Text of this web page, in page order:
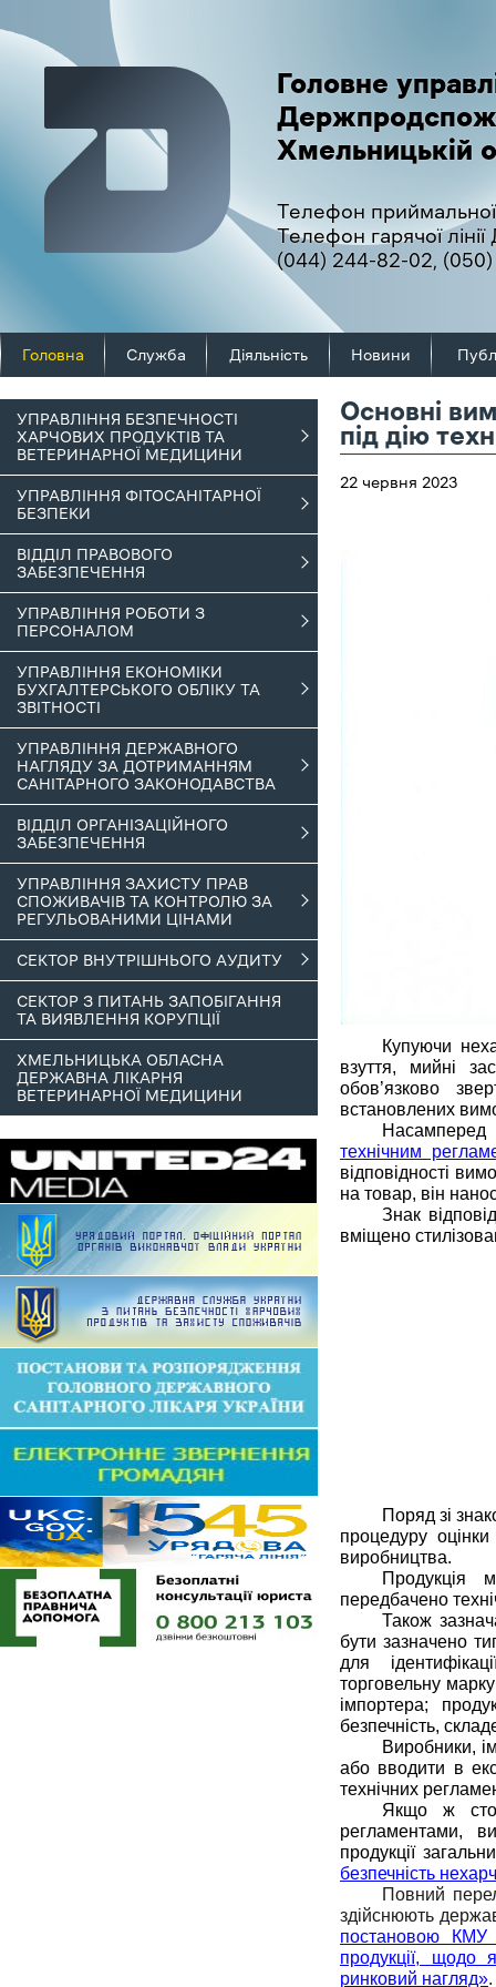
Головне
Хмельницькій
Телефон
Телефон гарячої
(044) 244-82-02,
Головна Служба Діяльність Новини
УПРАВЛІННЯ БЕЗПЕЧНОСТІ
ХАРЧОВИХ ПРОДУКТІВ ТА
ВЕТЕРИНАРНОЇ МЕДИЦИНИ
УПРАВЛІННЯ ФІТОСАНІТАРНОЇ
БЕЗПЕКИ
ВІДДІЛ ПРАВОВОГО
ЗАБЕЗПЕЧЕННЯ
УПРАВЛІННЯ РОБОТИ З
ПЕРСОНАЛОМ
УПРАВЛІННЯ ЕКОНОМІКИ
БУХГАЛТЕРСЬКОГО ОБЛІКУ ТА
ЗВІТНОСТІ
УПРАВЛІННЯ ДЕРЖАВНОГО
НАГЛЯДУ ЗА ДОТРИМАННЯМ
САНІТАРНОГО ЗАКОНОДАВСТВА
ВІДДІЛ ОРГАНІЗАЦІЙНОГО
ЗАБЕЗПЕЧЕННЯ
УПРАВЛІННЯ ЗАХИСТУ ПРАВ
СПОЖИВАЧІВ ТА КОНТРОЛЮ ЗА
РЕГУЛЬОВАНИМИ ЦІНАМИ
СЕКТОР ВНУТРІШНЬОГО АУДИТУ
СЕКТОР З ПИТАНЬ ЗАПОБІГАННЯ
ТА ВИЯВЛЕННЯ КОРУПЦІЇ
ХМЕЛЬНИЦЬКА ОБЛАСНА
ДЕРЖАВНА ЛІКАРНЯ
ВЕТЕРИНАРНОЇ МЕДИЦИНИ
Основні
під дію
22 червня 2023
Купуючи
взуття, мийні
обов’язково
встановлених
Насамперед
технічним
відповідності
на товар, він
Знак
вміщено
Поряд зі
процедуру
виробництва.
Продукція
передбачено
Також
бути зазначено
для
торговельну
імпортера;
безпечність,
Виробники,
або вводити в
технічних
Якщо ж
регламентами,
продукції
безпечність
Повний
постановою КМУ
продукції, щодо
ринковий нагляд».